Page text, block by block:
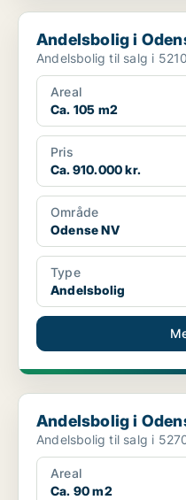
Andelsbolig i Odense NV
Andelsbolig i
Andelsbolig til salg i
Areal
Ca. 105 m2
Pris
Ca. 910.000 kr.
Område
Odense NV
Type
Andelsbolig
Andelsbolig i Odense N
Andelsbolig i
Areal
Ca. 90 m2